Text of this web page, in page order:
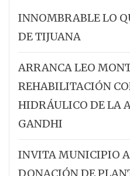
INNOMBRABLE LO
DE TIJUANA
ARRANCA LEO
REHABILITACIÓN
HIDRÁULICO DE LA
GANDHI
INVITA MUNICIPIO